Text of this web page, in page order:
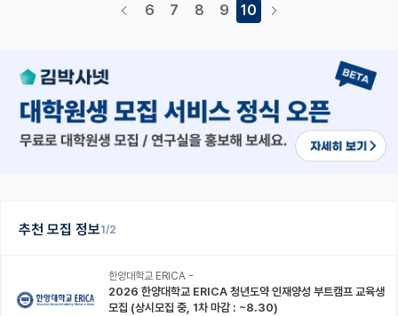
추천 모집 정보1/2
한양대학교 ERICA -
2026 한양대학교 ERICA 청년도약 인재양성 부트캠프 교육생
모집 (상시모집 중, 1차 마감 : ~8.30)
6 7 8 9 10